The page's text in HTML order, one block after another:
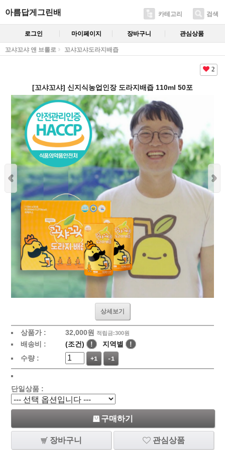
아름답게그린배 카테고리 검색
로그인 마이페이지 장바구니 관심상품
꼬샤꼬샤 앤 브롤로 꼬샤꼬샤도라지배즙
2
[꼬샤꼬샤] 신지식농업인장 도라지배즙 110ml 50포
상세보기
상품가 : 32,000원 적립금:300원
배송비 : (조건) ! 지역별
!
수량 :
+1 -1
단일상품 :
구매하기
장바구니 관심상품